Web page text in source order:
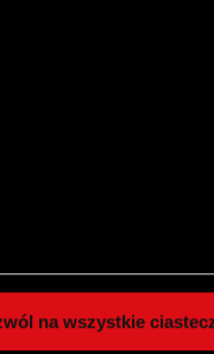
geograficznej z
Twoje
charakteryzującego je
są przetwarzane oraz
. W
chwili.
na wszystkie